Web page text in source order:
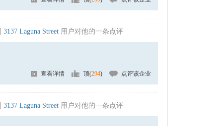
3137 Laguna Street 用户对他的一条点评
查看详情 顶(294) 点评该企业
3137 Laguna Street 用户对他的一条点评